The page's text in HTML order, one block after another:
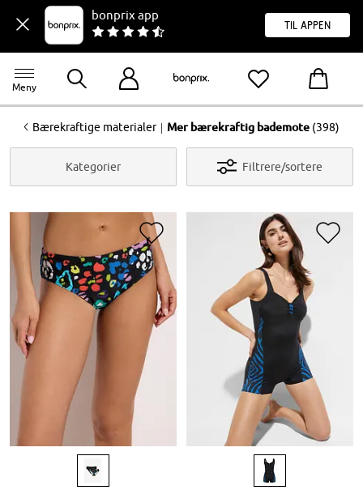
bonprix app
til appen
Meny
<Bærekraftige materialer | Mer bærekraftig bademote (398)
Kategorier Filtrere/sortere